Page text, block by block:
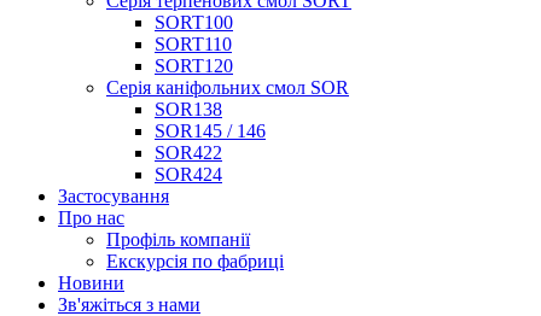
SORT100
SORT110
SORT120
Серія каніфольних смол SOR
SOR138
SOR145 / 146
SOR422
SOR424
Застосування
Про нас
Профіль компанії
Екскурсія по фабриці
Новини
Зв'яжіться з нами